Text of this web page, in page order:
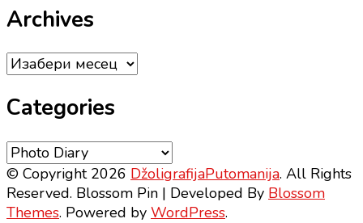
Archives
Archives
Categories
Categories
© Copyright 2026 DžoligrafijaPutomanija. All Rights
Reserved. Blossom Pin | Developed By Blossom
Themes. Powered by WordPress.